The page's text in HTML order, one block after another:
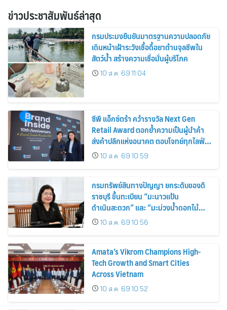
ข่าวประชาสัมพันธ์ล่าสุด
กรมประมงยืนยันมาตรฐานความปลอดภัย
เดินหน้าเฝ้าระวังเชื้อดื้อยาต้านจุลชีพใน
สัตว์น้ำ สร้างความเชื่อมั่นผู้บริโภค
10 ส.ค. 69 11:04
ซีพี แอ็กซ์ตร้า คว้ารางวัล Next Gen
Retail Award ตอกย้ำความเป็นผู้นำค้า
ส่งค้าปลีกแห่งอนาคต ตอบโจทย์ทุกไลฟ์
สไตล์ผู้บริโภค
10 ส.ค. 69 10:59
กรมทรัพย์สินทางปัญญา ยกระดับของดี
ราชบุรี ขึ้นทะเบียน “มะนาวแป้น
ดำเนินสะดวก” และ “มะม่วงน้ำดอกไม้
ราชบุรี” เป็น GI น้องใหม่ เดินหน้าเพิ่ม
มูลค่าเกษตรอัตลักษณ์ ขับเคลื่อน
เศรษฐกิจชุมชน
10 ส.ค. 69 10:56
Amata’s Vikrom Champions High-
Tech Growth and Smart Cities
Across Vietnam
10 ส.ค. 69 10:52